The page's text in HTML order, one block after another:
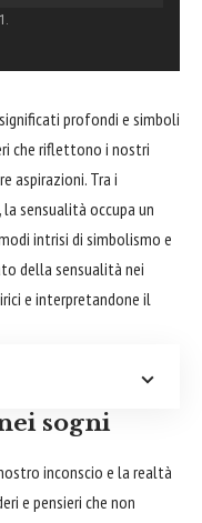
profondi e simboli
che riflettono i nostri
aspirazioni. Tra i
sensualità occupa un
intrisi di simbolismo e
della sensualità nei
e interpretandone il
sogni
inconscio e la realtà
e pensieri che non